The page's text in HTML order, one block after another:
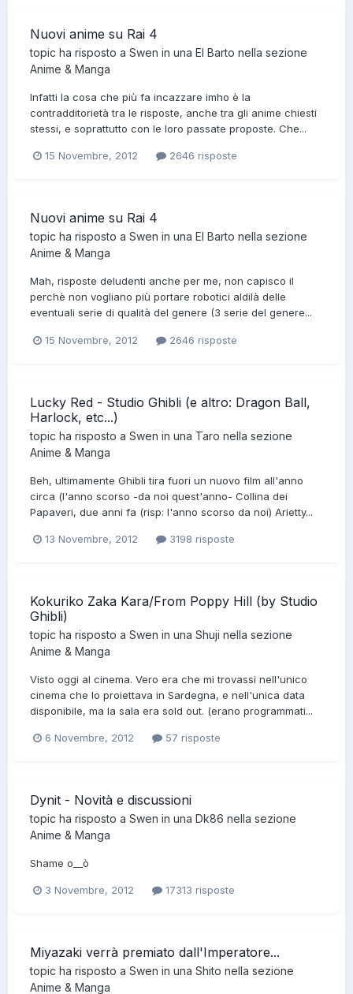
Nuovi anime su Rai 4
topic ha risposto a Swen in una El Barto nella sezione
Anime & Manga
Infatti la cosa che più fa incazzare imho è la
contradditorietà tra le risposte, anche tra gli anime chiesti
stessi, e soprattutto con le loro passate proposte. Che...
15 Novembre, 2012 2646 risposte
Nuovi anime su Rai 4
topic ha risposto a Swen in una El Barto nella sezione
Anime & Manga
Mah, risposte deludenti anche per me, non capisco il
perchè non vogliano più portare robotici aldilà delle
eventuali serie di qualità del genere (3 serie del genere...
15 Novembre, 2012 2646 risposte
Lucky Red - Studio Ghibli (e altro: Dragon Ball,
Harlock, etc...)
topic ha risposto a Swen in una Taro nella sezione
Anime & Manga
Beh, ultimamente Ghibli tira fuori un nuovo film all'anno
circa (l'anno scorso -da noi quest'anno- Collina dei
Papaveri, due anni fa (risp: l'anno scorso da noi) Arietty...
13 Novembre, 2012 3198 risposte
Kokuriko Zaka Kara/From Poppy Hill (by Studio
Ghibli)
topic ha risposto a Swen in una Shuji nella sezione
Anime & Manga
Visto oggi al cinema. Vero era che mi trovassi nell'unico
cinema che lo proiettava in Sardegna, e nell'unica data
disponibile, ma la sala era sold out. (erano programmati...
6 Novembre, 2012 57 risposte
Dynit - Novità e discussioni
topic ha risposto a Swen in una Dk86 nella sezione
Anime & Manga
Shame o__ò
3 Novembre, 2012 17313 risposte
Miyazaki verrà premiato dall'Imperatore...
topic ha risposto a Swen in una Shito nella sezione
Anime & Manga